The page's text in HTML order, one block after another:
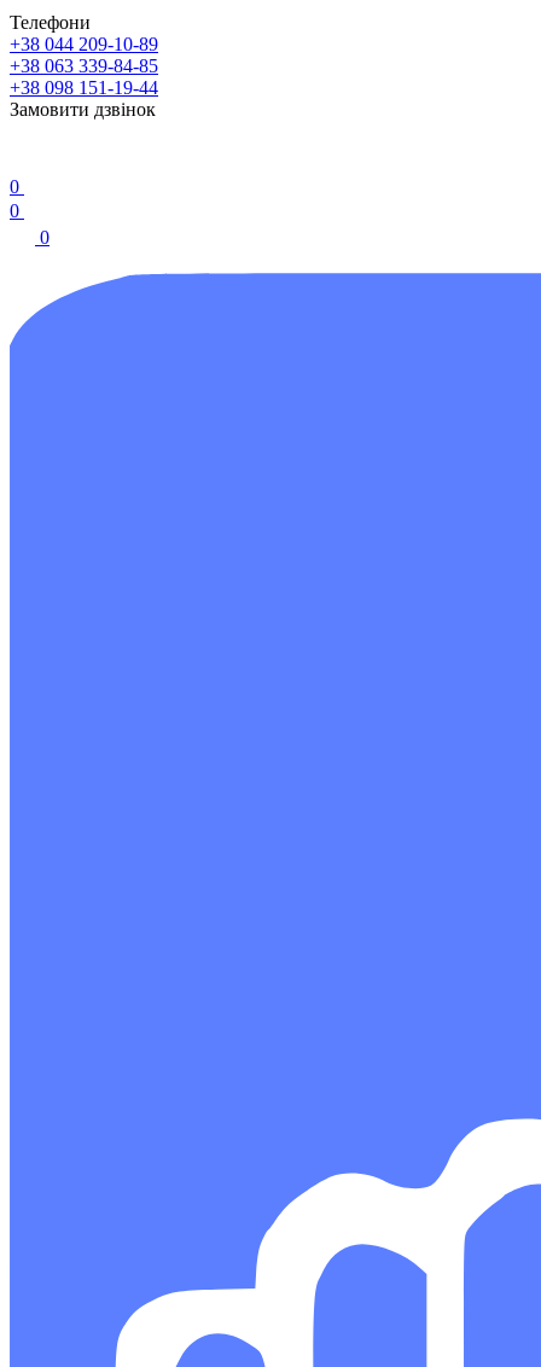
Телефони
+38 044 209-10-89
+38 063 339-84-85
+38 098 151-19-44
Замовити дзвінок
0
0
0